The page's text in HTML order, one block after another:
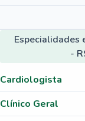
Especialidades
-
Cardiologista
Clínico Geral